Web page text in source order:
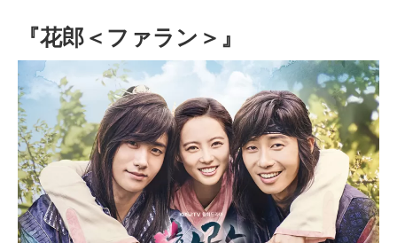
『花郎＜ファラン＞』